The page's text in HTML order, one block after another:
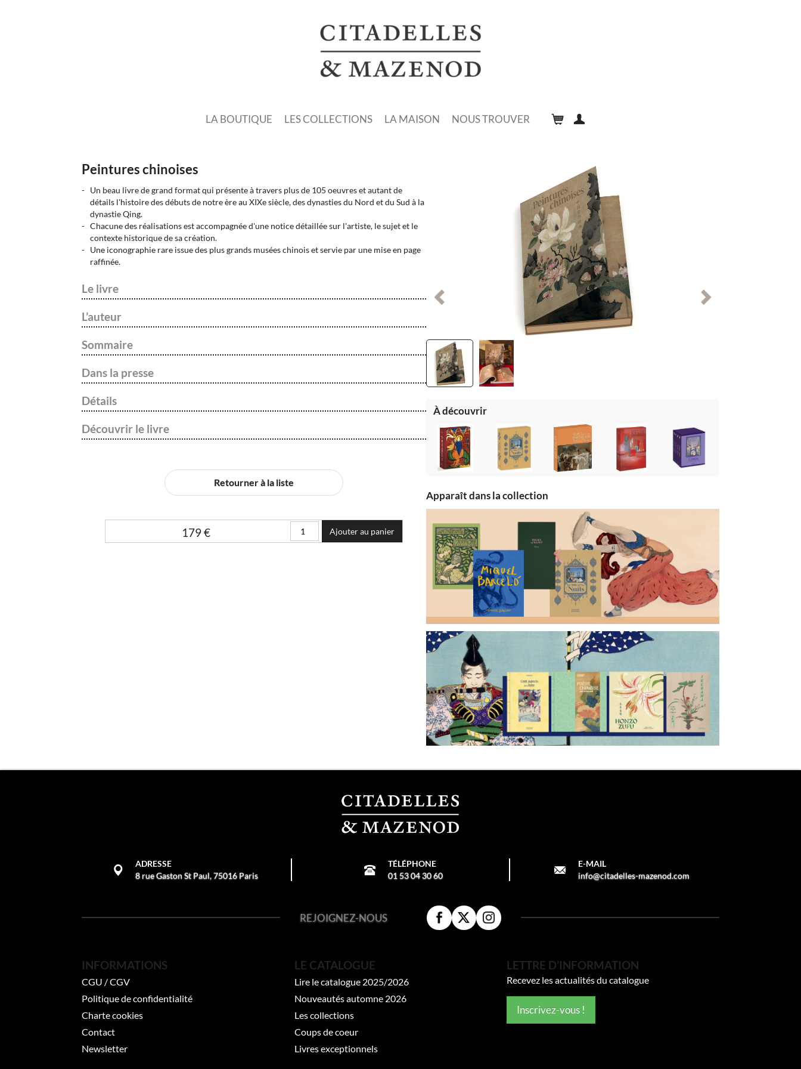
LA BOUTIQUE LES COLLECTIONS LA MAISON NOUS TROUVER
Peintures chinoises
Un beau livre de grand format qui présente à travers plus de 105 oeuvres et autant de
détails l'histoire des débuts de notre ère au XIXe siècle, des dynasties du Nord et du Sud à la
dynastie Qing.
Chacune des réalisations est accompagnée d'une notice détaillée sur l'artiste, le sujet et le
contexte historique de sa création.
Une iconographie rare issue des plus grands musées chinois et servie par une mise en page
raffinée.
Le livre
L’auteur
Sommaire
Dans la presse
Détails
Découvrir le livre
Retourner à la liste
179€ Ajouter au panier
Précédent
À découvrir
Apparaît dans la collection
ADRESSE
8 rue Gaston St Paul, 75016 Paris
TÉLÉPHONE
01 53 04 30 60
E-MAIL
info@citadelles-mazenod.com
REJOIGNEZ-NOUS
INFORMATIONS
CGU / CGV
Politique de confidentialité
Charte cookies
Contact
Newsletter
LE CATALOGUE
Lire le catalogue 2025/2026
Nouveautés automne 2026
Les collections
Coups de coeur
Livres exceptionnels
LETTRE D’INFORMATION
Recevez les actualités du catalogue
Inscrivez-vous !